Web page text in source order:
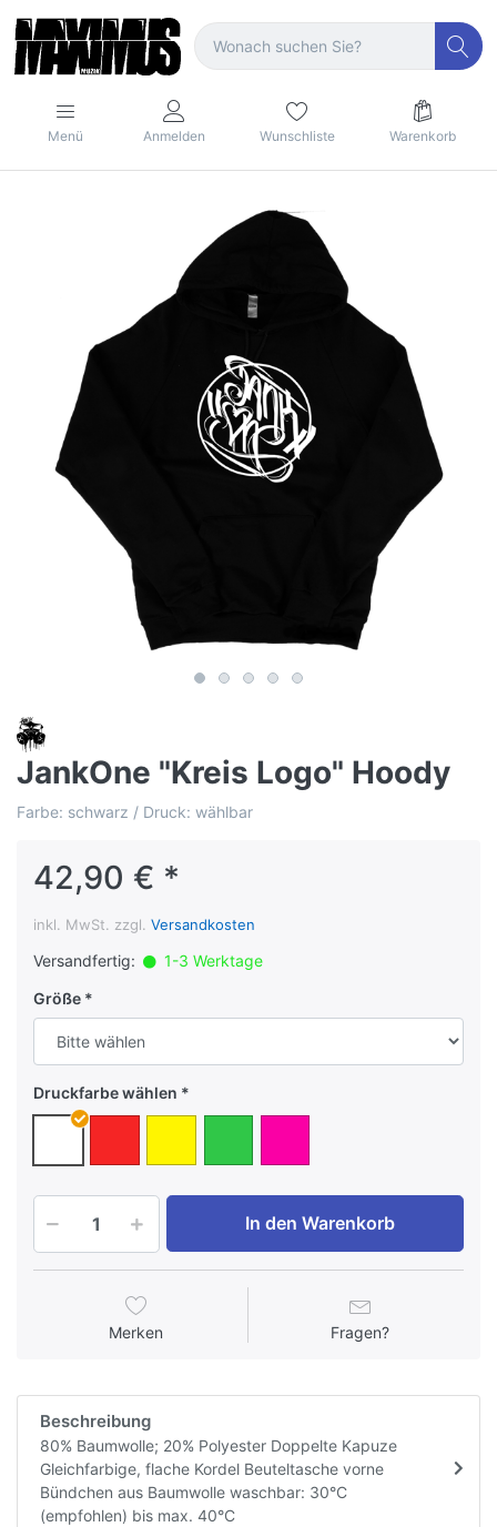
Menü Anmelden Wunschliste Warenkorb
JankOne "Kreis Logo" Hoody
Farbe: schwarz / Druck: wählbar
42,90 € *
inkl. MwSt. zzgl. Versandkosten
Versandfertig:
1-3 Werktage
Größe
Druckfarbe wählen
In den Warenkorb
Merken Fragen?
Beschreibung
80% Baumwolle; 20% Polyester Doppelte Kapuze
Gleichfarbige, flache Kordel Beuteltasche vorne
Bündchen aus Baumwolle waschbar: 30°C
(empfohlen) bis max. 40°C